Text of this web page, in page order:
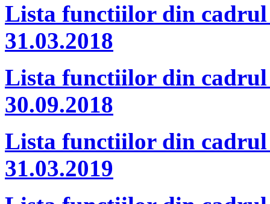
Lista functiilor din
31.03.2018
Lista functiilor din
30.09.2018
Lista functiilor din cadrul
31.03.2019